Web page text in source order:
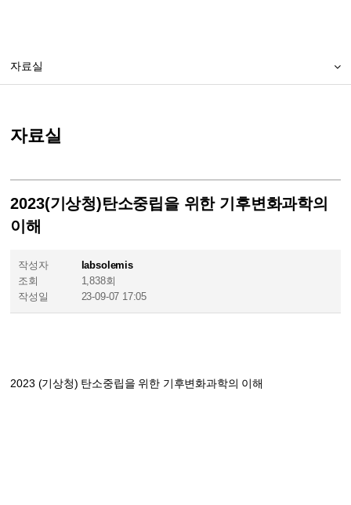
자료실
자료실
2023(기상청)탄소중립을 위한 기후변화과학의
이해
작성자
labsolemis
조회
1,838회
작성일
23-09-07 17:05
2023 (기상청) 탄소중립을 위한 기후변화과학의 이해